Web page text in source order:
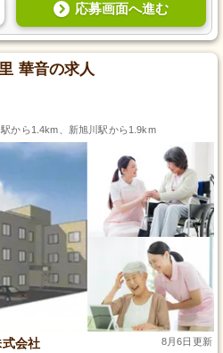
応募画面へ進む
華音の求人
から1.4km、新旭川駅から1.9km
会社 8月6日更新